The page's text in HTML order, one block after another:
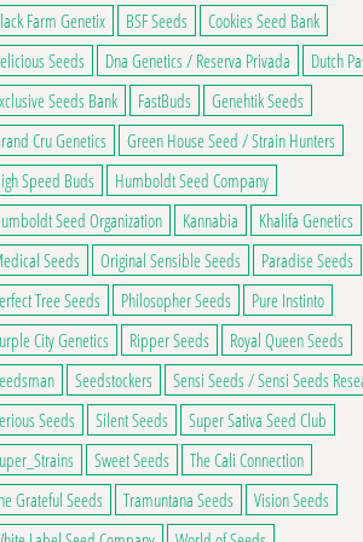
Farm Genetix
BSF Seeds
Cookies Seed Bank
Seeds
Dna Genetics / Reserva Privada
Dutch
Seeds Bank
FastBuds
Genehtik Seeds
Cru Genetics
Green House Seed / Strain Hunters
Speed Buds
Humboldt Seed Company
Seed Organization
Kannabia
Khalifa Genetics
Seeds
Original Sensible Seeds
Paradise Seeds
Tree Seeds
Philosopher Seeds
Pure Instinto
City Genetics
Ripper Seeds
Royal Queen Seeds
Seedstockers
Sensi Seeds / Sensi Seeds
Seeds
Silent Seeds
Super Sativa Seed Club
Sweet Seeds
The Cali Connection
Grateful Seeds
Tramuntana Seeds
Vision Seeds